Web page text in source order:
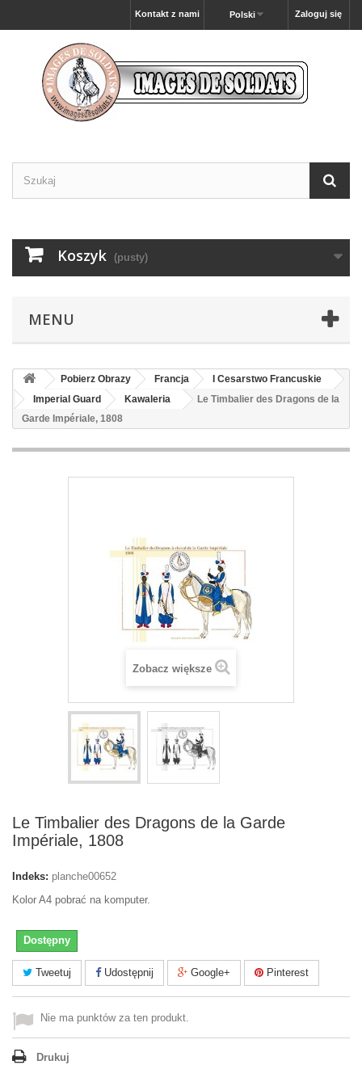
Zaloguj się
Polski
Kontakt z nami
Koszyk (pusty)
MENU
Pobierz Obrazy Francja
I Cesarstwo Francuskie
Imperial Guard
Kawaleria
Le Timbalier des Dragons de la
Garde Impériale, 1808
Zobacz większe
Le Timbalier des Dragons de la Garde
Impériale, 1808
Indeks: planche00652
Kolor A4 pobrać na komputer.
Dostępny
Tweetuj Udostępnij Google+ Pinterest
Nie ma punktów za ten produkt.
Drukuj